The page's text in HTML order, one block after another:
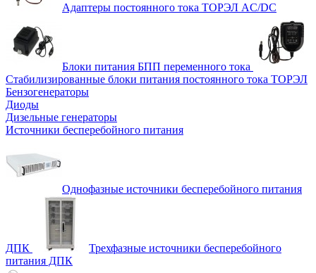
Адаптеры постоянного тока ТОРЭЛ AC/DC
Блоки питания БПП переменного тока
Стабилизированные блоки питания постоянного тока ТОРЭЛ
Бензогенераторы
Диоды
Дизельные генераторы
Источники бесперебойного питания
Однофазные источники бесперебойного питания
ДПК
Трехфазные источники бесперебойного
питания ДПК